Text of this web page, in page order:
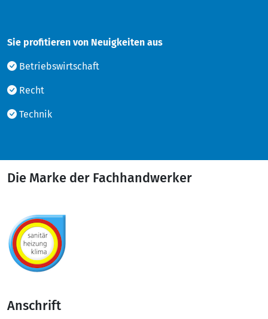
Sie profitieren von Neuigkeiten aus
Betriebswirtschaft
Recht
Technik
Die Marke der Fachhandwerker
Anschrift